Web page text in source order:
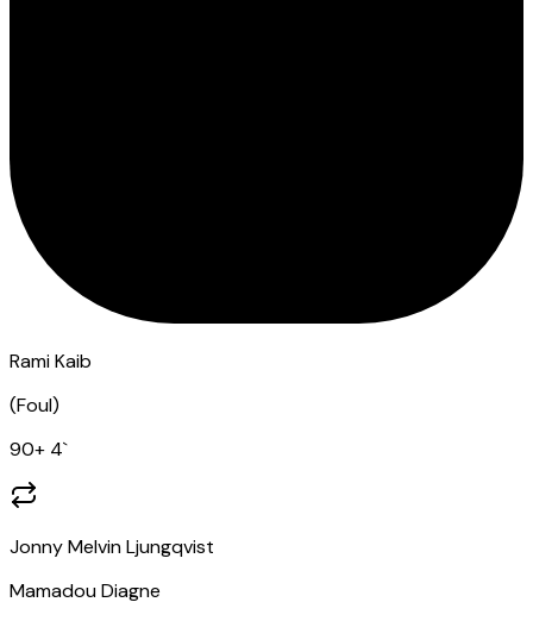
Rami Kaib
(Foul)
90+ 4`
Jonny Melvin Ljungqvist
Mamadou Diagne